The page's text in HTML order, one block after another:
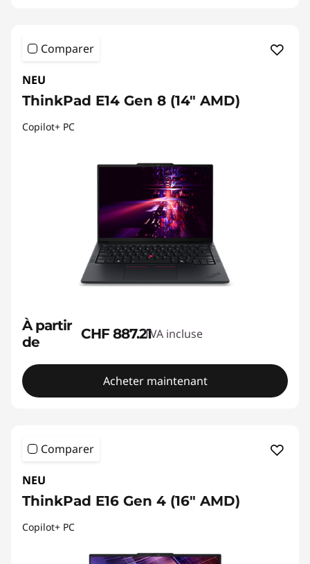
Comparer
NEU
ThinkPad E14 Gen 8 (14" AMD)
Copilot+ PC
À partir
de
CHF 887.21TVA incluse
Acheter maintenant
Comparer
NEU
ThinkPad E16 Gen 4 (16" AMD)
Copilot+ PC